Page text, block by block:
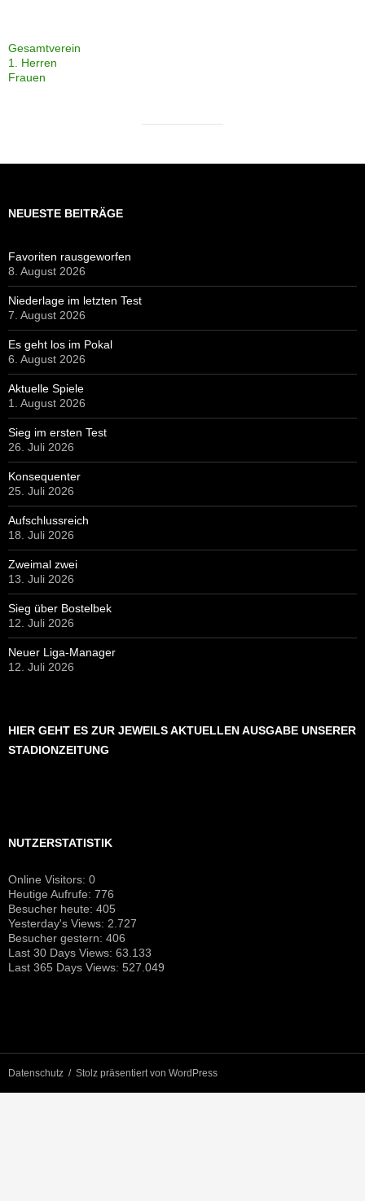
Gesamtverein
1. Herren
Frauen
NEUESTE BEITRÄGE
Favoriten rausgeworfen
8. August 2026
Niederlage im letzten Test
7. August 2026
Es geht los im Pokal
6. August 2026
Aktuelle Spiele
1. August 2026
Sieg im ersten Test
26. Juli 2026
Konsequenter
25. Juli 2026
Aufschlussreich
18. Juli 2026
Zweimal zwei
13. Juli 2026
Sieg über Bostelbek
12. Juli 2026
Neuer Liga-Manager
12. Juli 2026
HIER GEHT ES ZUR JEWEILS AKTUELLEN AUSGABE UNSERER
STADIONZEITUNG
NUTZERSTATISTIK
Online Visitors: 0
Heutige Aufrufe: 776
Besucher heute: 405
Yesterday's Views: 2.727
Besucher gestern: 406
Last 30 Days Views: 63.133
Last 365 Days Views: 527.049
Datenschutz Stolz präsentiert von WordPress